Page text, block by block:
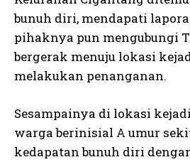
bunuh diri, mendapati
pihaknya pun mengubungi
bergerak menuju lokasi
melakukan penanganan.
Sesampainya di lokasi
warga berinisial A umur
kedapatan bunuh diri